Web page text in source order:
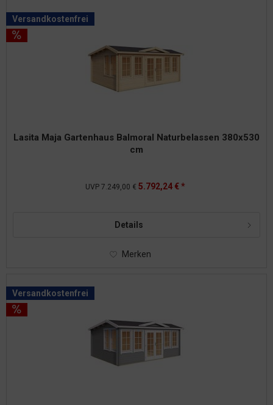
Versandkostenfrei
Lasita Maja Gartenhaus Balmoral Naturbelassen 380x530
cm
UVP 7.249,00 € 5.792,24 € *
Details
Merken
Versandkostenfrei